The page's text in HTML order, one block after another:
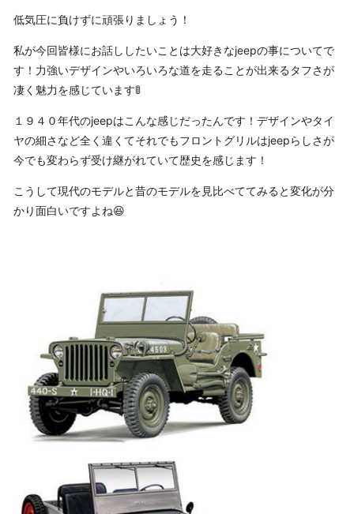
低気圧に負けずに頑張りましょう！
私が今回皆様にお話ししたいことは大好きなjeepの事についてで
す！力強いデザインやいろいろな道を走ることが出来るタフさが
凄く魅力を感じています🚦
１９４０年代のjeepはこんな感じだったんです！デザインやタイ
ヤの細さなど全く違くてそれでもフロントグリルはjeepらしさが
今でも変わらず受け継がれていて歴史を感じます！
こうして現代のモデルと昔のモデルを見比べててみると変化が分
かり面白いですよね😆